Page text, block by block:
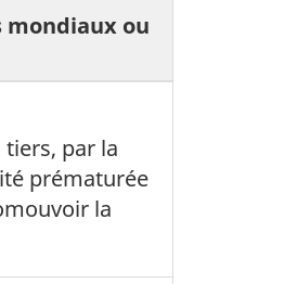
mondiaux ou
tiers, par la
prématurée
la